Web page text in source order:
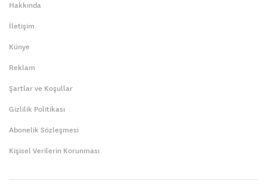
Hakkında
İletişim
Künye
Reklam
Şartlar ve Koşullar
Gizlilik Politikası
Abonelik Sözleşmesi
Kişisel Verilerin Korunması